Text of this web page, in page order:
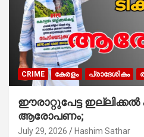
CRIME കേരളം പ്രാദേശികം
ഈരാറ്റുപേട്ട ഇല്ലിക്കൽ
ആരോപണം;
July 29, 2026 Hashim Sathar